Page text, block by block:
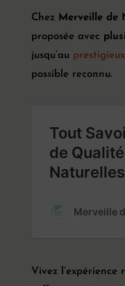
Pierres
naturelles
Savon
Chez Merveille de
proposée avec
jusqu’au prestigieux
possible reconnu.
Vivez l’expérience